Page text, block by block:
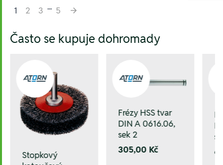
1
2 3 ... 5
Často se kupuje dohromady
Stopkový
Frézy HSS tvar
DIN A 0616.06,
sek 2
305,00 Kč